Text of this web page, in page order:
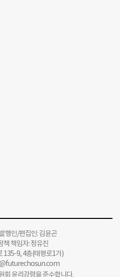
행인/편집인: 김윤곤
책 책임자: 정유진
135-9, 4층(태평로1가)
회 윤리강령을 준수합니다.